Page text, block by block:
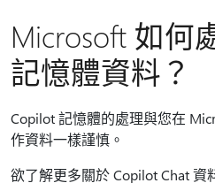
Microsoft 如何
記憶體資料？
Copilot 記憶體的處理與您在
作資料一樣謹慎。
欲了解更多關於 Copilot Chat 資